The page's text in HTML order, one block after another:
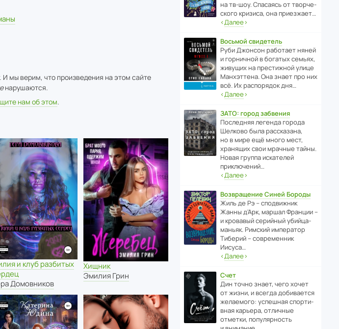
мы верим, что произведения на этом сайте
нарушаются.
нам об этом.
и клуб разбитых
Домовников
Хищник
Эмилия Грин
на тв-шоу. Спасаясь от твор­че­
с­кого кризиса, она приезжает…
‹Далее›
Восьмой свидетель
Руби Джонсон рабо­тает няней
и горни­чной в богатых семьях,
живущих на прес­ти­жной улице
Манх­эт­тена. Она знает про них
всё. Их распо­рядок дня…
‹Далее›
ЗАТО: город забвения
После­дняя легенда города
Шелково была расска­зана,
но в мире ещё много мест,
хранящих свои мрачные тайны.
Новая группа иска­телей
приключений…
‹Далее›
Возвращение Синей Бороды
Жиль де Рэ – спод­ви­жник
Жанны д’Арк, маршал Франции –
и кровавый серийный убийца-
маньяк. Римский импе­ратор
Тиберий – совре­менник
Иисуса…
‹Далее›
Счет
Дин точно знает, чего хочет
от жизни, и всегда доби­ва­ется
жела­е­мого: успе­шная спор­ти­
вная карьера, отли­чные
отметки, попу­ля­р­ность